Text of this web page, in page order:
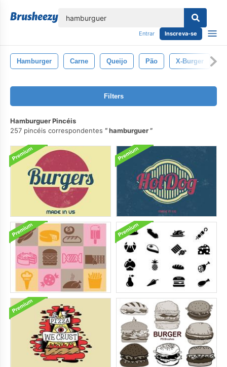
Entrar Inscreva-se
Hamburger Carne Queijo Pão X-Burger
Filters
Hamburguer Pincéis
257 pincéis correspondentes
hamburguer